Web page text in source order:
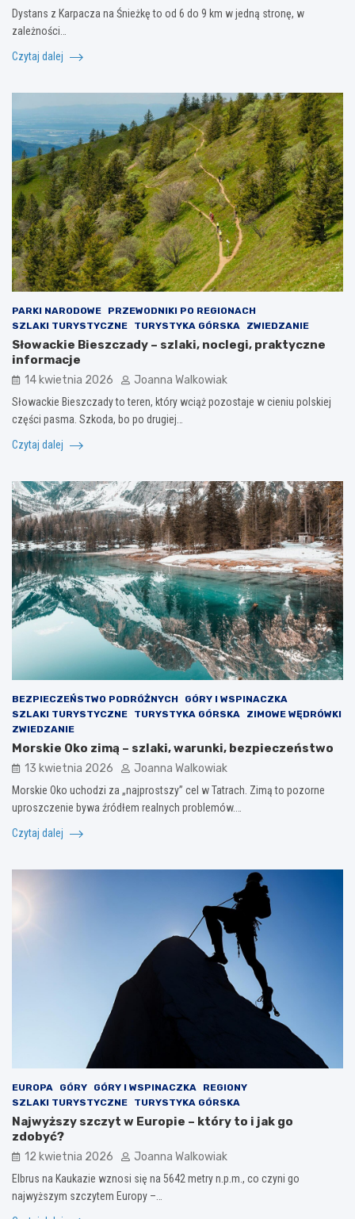
Dystans z Karpacza na Śnieżkę to od 6 do 9 km w jedną stronę, w
zależności…
Czytaj dalej
PARKI NARODOWE
PRZEWODNIKI PO REGIONACH
SZLAKI TURYSTYCZNE
TURYSTYKA GÓRSKA ZWIEDZANIE
Słowackie Bieszczady – szlaki, noclegi, praktyczne
informacje
14 kwietnia 2026 Joanna Walkowiak
Słowackie Bieszczady to teren, który wciąż pozostaje w cieniu polskiej
części pasma. Szkoda, bo po drugiej…
Czytaj dalej
BEZPIECZEŃSTWO PODRÓŻNYCH
GÓRY I WSPINACZKA
SZLAKI TURYSTYCZNE
TURYSTYKA GÓRSKA
ZIMOWE WĘDRÓWKI
ZWIEDZANIE
Morskie Oko zimą – szlaki, warunki, bezpieczeństwo
13 kwietnia 2026 Joanna Walkowiak
Morskie Oko uchodzi za „najprostszy” cel w Tatrach. Zimą to pozorne
uproszczenie bywa źródłem realnych problemów.…
Czytaj dalej
EUROPA GÓRY GÓRY I WSPINACZKA
REGIONY
SZLAKI TURYSTYCZNE
TURYSTYKA GÓRSKA
Najwyższy szczyt w Europie – który to i jak go
zdobyć?
12 kwietnia 2026 Joanna Walkowiak
Elbrus na Kaukazie wznosi się na 5642 metry n.p.m., co czyni go
najwyższym szczytem Europy –…